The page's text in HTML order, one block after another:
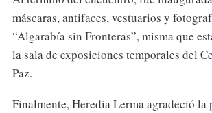
máscaras, antifaces, vestuarios y
“Algarabía sin Fronteras”, misma que
la sala de exposiciones temporales del
Paz.
Finalmente, Heredia Lerma agradeció